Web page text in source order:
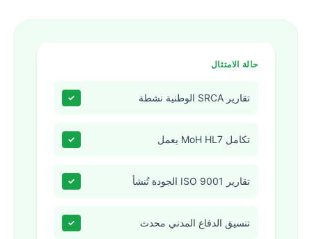
حالة الامتثال
تقارير SRCA الوطنية نشطة ✓
تكامل MoH HL7 يعمل ✓
تقارير ISO 9001 الجودة تُنشأ ✓
تنسيق الدفاع المدني محدث ✓